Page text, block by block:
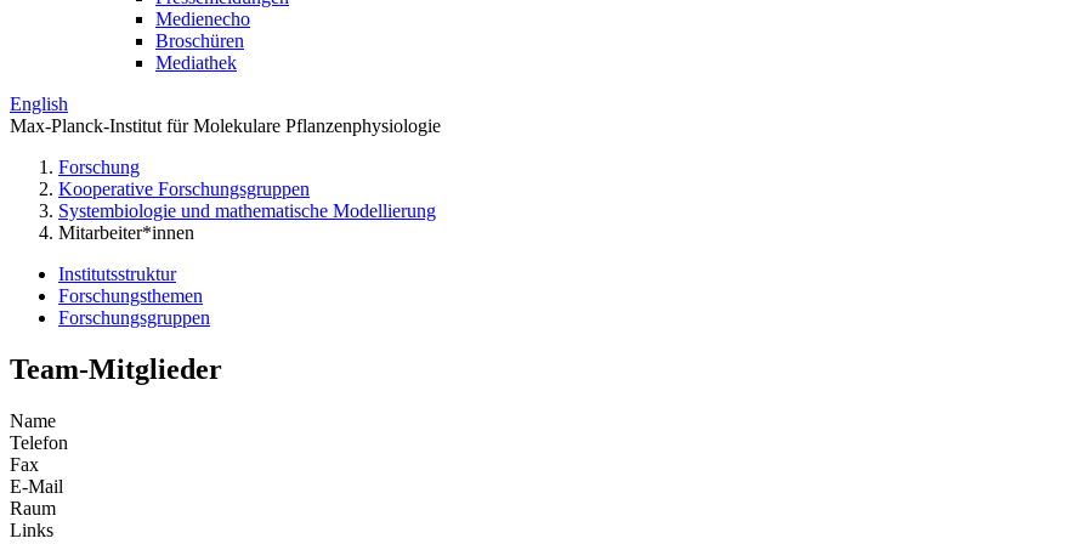
Medienecho
Broschüren
Mediathek
English
Max-Planck-Institut für Molekulare Pflanzenphysiologie
Forschung
Kooperative Forschungsgruppen
Systembiologie und mathematische Modellierung
Mitarbeiter*innen
Institutsstruktur
Forschungsthemen
Forschungsgruppen
Team-Mitglieder
Name
Telefon
Fax
E-Mail
Raum
Links